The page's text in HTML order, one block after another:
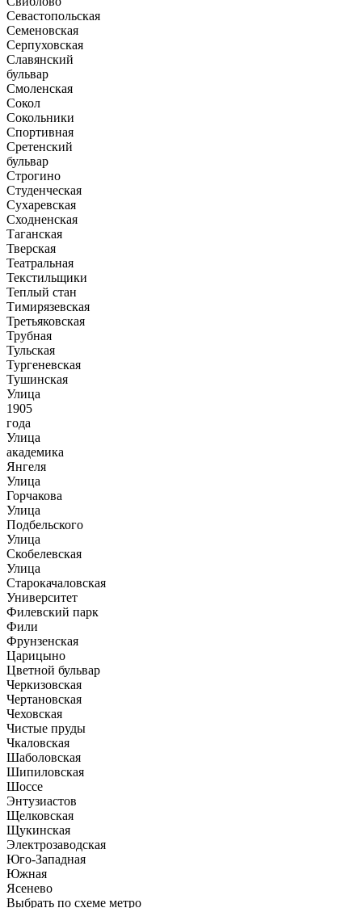
Севастопольская
Семеновская
Серпуховская
Славянский
бульвар
Смоленская
Сокол
Сокольники
Спортивная
Сретенский
бульвар
Строгино
Студенческая
Сухаревская
Сходненская
Таганская
Тверская
Театральная
Текстильщики
Теплый стан
Тимирязевская
Третьяковская
Трубная
Тульская
Тургеневская
Тушинская
Улица
1905
года
Улица
академика
Янгеля
Улица
Горчакова
Улица
Подбельского
Улица
Скобелевская
Улица
Старокачаловская
Университет
Филевский парк
Фили
Фрунзенская
Царицыно
Цветной бульвар
Черкизовская
Чертановская
Чеховская
Чистые пруды
Чкаловская
Шаболовская
Шипиловская
Шоссе
Энтузиастов
Щелковская
Щукинская
Электрозаводская
Юго-Западная
Южная
Ясенево
Выбрать по схеме метро